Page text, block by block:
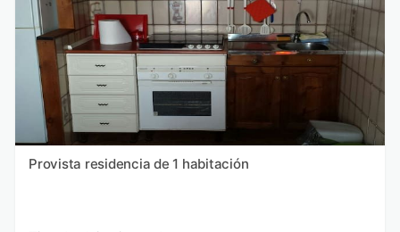
Provista residencia de 1 habitación